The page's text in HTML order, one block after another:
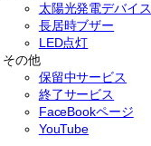
太陽光発電デバイス
長居時ブザー
LED点灯
その他
保留中サービス
終了サービス
FaceBookページ
YouTube